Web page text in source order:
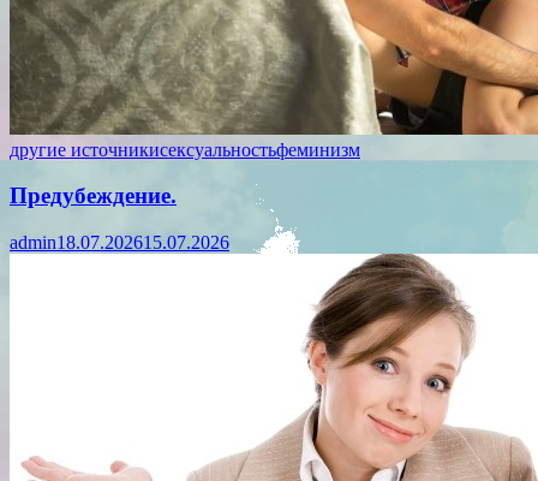
другие источникисексуальностьфеминизм
Предубеждение.
admin18.07.202615.07.2026